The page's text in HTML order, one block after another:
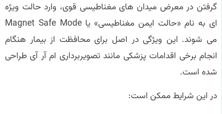
گرفتن در معرض میدان های مغناطیسی قوی، وارد حالت ویژه
ای به نام «حالت ایمن مغناطیسی» یا Magnet Safe Mode
می شوند. این ویژگی در اصل برای محافظت از بیمار هنگام
انجام برخی اقدامات پزشکی مانند تصویربرداری ام آر آی طراحی
شده است.
در این شرایط ممکن است: